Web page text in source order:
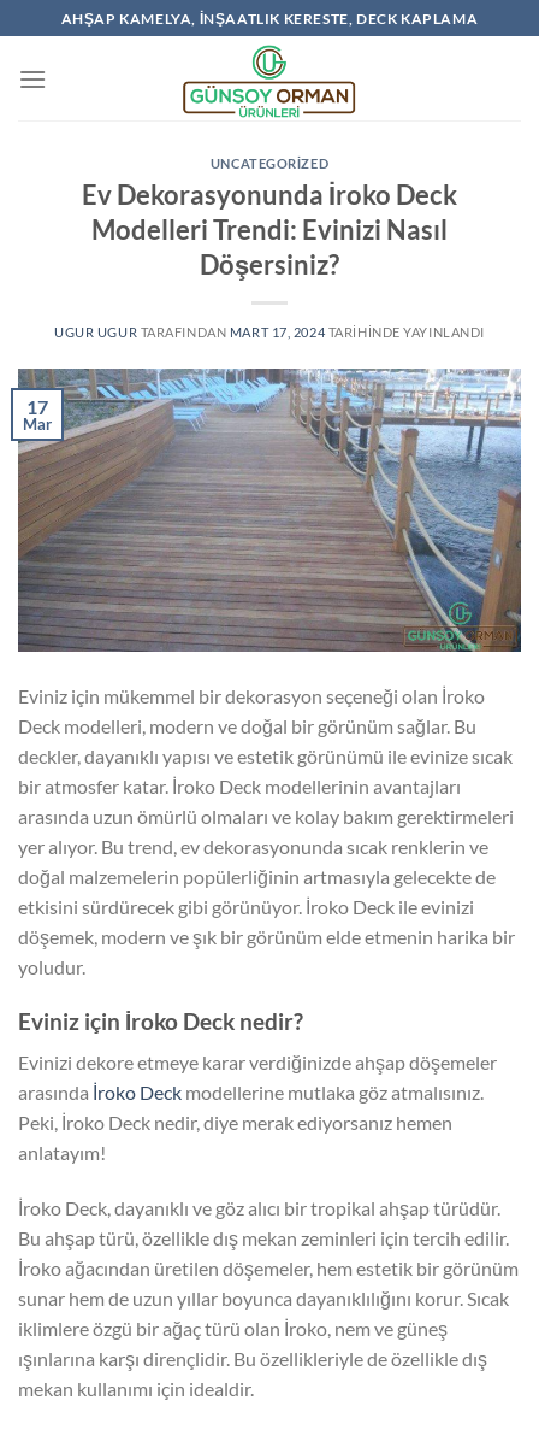
AHŞAP KAMELYA, İNŞAATLIK KERESTE, DECK KAPLAMA
UNCATEGORIZED
Ev Dekorasyonunda İroko Deck
Modelleri Trendi: Evinizi Nasıl
Döşersiniz?
UGUR UGUR TARAFINDAN MART 17, 2024TARIHINDE YAYINLANDI
17
Mar
Eviniz için mükemmel bir dekorasyon seçeneği olan İroko
Deck modelleri, modern ve doğal bir görünüm sağlar. Bu
deckler, dayanıklı yapısı ve estetik görünümü ile evinize sıcak
bir atmosfer katar. İroko Deck modellerinin avantajları
arasında uzun ömürlü olmaları ve kolay bakım gerektirmeleri
yer alıyor. Bu trend, ev dekorasyonunda sıcak renklerin ve
doğal malzemelerin popülerliğinin artmasıyla gelecekte de
etkisini sürdürecek gibi görünüyor. İroko Deck ile evinizi
döşemek, modern ve şık bir görünüm elde etmenin harika bir
yoludur.
Eviniz için İroko Deck nedir?
Evinizi dekore etmeye karar verdiğinizde ahşap döşemeler
arasında İroko Deck modellerine mutlaka göz atmalısınız.
Peki, İroko Deck nedir, diye merak ediyorsanız hemen
anlatayım!
İroko Deck, dayanıklı ve göz alıcı bir tropikal ahşap türüdür.
Bu ahşap türü, özellikle dış mekan zeminleri için tercih edilir.
İroko ağacından üretilen döşemeler, hem estetik bir görünüm
sunar hem de uzun yıllar boyunca dayanıklılığını korur. Sıcak
iklimlere özgü bir ağaç türü olan İroko, nem ve güneş
ışınlarına karşı dirençlidir. Bu özellikleriyle de özellikle dış
mekan kullanımı için idealdir.